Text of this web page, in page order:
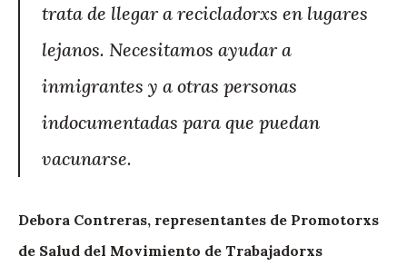
trata de llegar a recicladorxs en lugares
lejanos. Necesitamos ayudar a
inmigrantes y a otras personas
indocumentadas para que puedan
vacunarse.
Debora Contreras, representantes de Promotorxs
de Salud del Movimiento de Trabajadorxs